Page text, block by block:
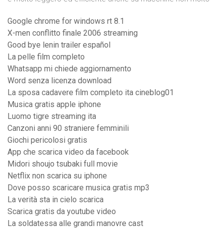
Google chrome for windows rt 8.1
X-men conflitto finale 2006 streaming
Good bye lenin trailer español
La pelle film completo
Whatsapp mi chiede aggiornamento
Word senza licenza download
La sposa cadavere film completo ita cineblog01
Musica gratis apple iphone
Luomo tigre streaming ita
Canzoni anni 90 straniere femminili
Giochi pericolosi gratis
App che scarica video da facebook
Midori shoujo tsubaki full movie
Netflix non scarica su iphone
Dove posso scaricare musica gratis mp3
La verità sta in cielo scarica
Scarica gratis da youtube video
La soldatessa alle grandi manovre cast